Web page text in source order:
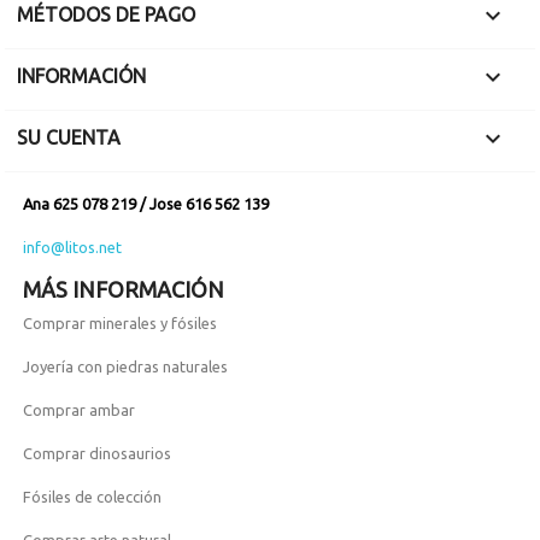
MÉTODOS DE PAGO 
INFORMACIÓN 
SU CUENTA 
Ana 625 078 219 / Jose 616 562 139
info@litos.net
MÁS INFORMACIÓN
Comprar minerales y fósiles
Joyería con piedras naturales
Comprar ambar
Comprar dinosaurios
Fósiles de colección